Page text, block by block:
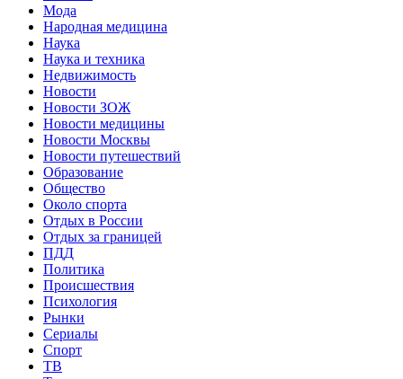
Мода
Народная медицина
Наука
Наука и техника
Недвижимость
Новости
Новости ЗОЖ
Новости медицины
Новости Москвы
Новости путешествий
Образование
Общество
Около спорта
Отдых в России
Отдых за границей
ПДД
Политика
Происшествия
Психология
Рынки
Сериалы
Спорт
ТВ